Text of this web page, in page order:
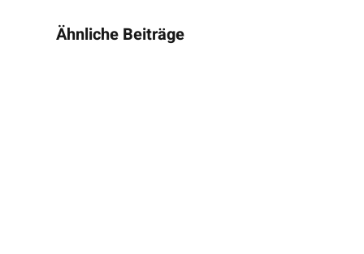
Ähnliche Beiträge